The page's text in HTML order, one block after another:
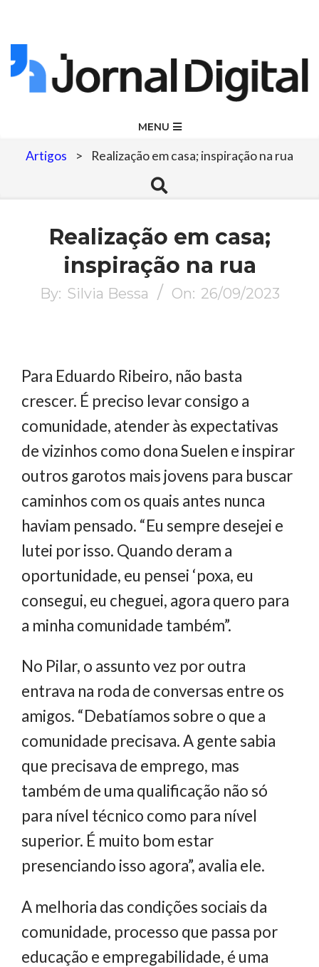
Skip
to
Jornal
Digital
Menu
MENU
Artigos >
Realização em casa; inspiração na rua
Search
Realização em casa;
inspiração na rua
By: Silvia Bessa On: 26/09/2023
Para Eduardo Ribeiro, não basta
crescer. É preciso levar consigo a
comunidade, atender às expectativas
de vizinhos como dona Suelen e inspirar
outros garotos mais jovens para buscar
caminhos com os quais antes nunca
haviam pensado. “Eu sempre desejei e
lutei por isso. Quando deram a
oportunidade, eu pensei ‘poxa, eu
consegui, eu cheguei, agora quero para
a minha comunidade também”.
No Pilar, o assunto vez por outra
entrava na roda de conversas entre os
amigos. “Debatíamos sobre o que a
comunidade precisava. A gente sabia
que precisava de emprego, mas
também de uma qualificação não só
para nível técnico como para nível
superior. É muito bom estar
presenciando isso agora”, avalia ele.
A melhoria das condições sociais da
comunidade, processo que passa por
educação e empregabilidade, é uma